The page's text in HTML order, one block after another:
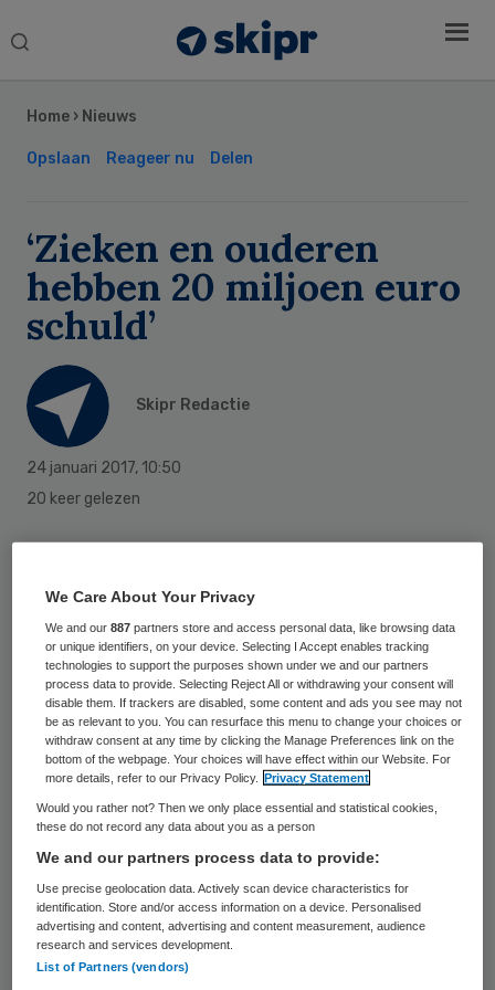
Search
Home › Nieuws
Opslaan Reageer nu Delen
‘Zieken en ouderen
hebben 20 miljoen euro
schuld’
Skipr Redactie
24 januari 2017, 10:50
20 keer gelezen
hebben moeite om de eigen bijdragen op te
hoesten voor langdurige zorg en
ondersteuning thuis of in een instelling. Zij
hebben een betalingsregeling bij het CAK,
de instantie die deze bijdragen int voor
gemeenten en Rijk.
Het CAK (Centraal Administratie Kantoor)
schakelde vorig jaar incassobureaus in om
in totaal voor bijna 20 miljoen aan
openstaande zorgrekeningen te innen. Dat
blijkt uit cijfers die Omroep Max bij het CAK
Sidebar
We Care About Your Privacy
We and our887 partners store and access personal data, like browsing data
or unique identifiers, on your device. Selecting I Accept enables tracking
technologies to support the purposes shown under we and our partners
process data to provide. Selecting Reject All or withdrawing your consent will
disable them. If trackers are disabled, some content and ads you see may not
be as relevant to you. You can resurface this menu to change your choices or
withdraw consent at any time by clicking the Manage Preferences link on the
bottom of the webpage. Your choices will have effect within our Website. For
more details, refer to our Privacy Policy.
Privacy Statement
Would you rather not? Then we only place essential and statistical cookies,
these do not record any data about you as a person
We and our partners process data to provide:
Use precise geolocation data. Actively scan device characteristics for
identification. Store and/or access information on a device. Personalised
advertising and content, advertising and content measurement, audience
research and services development.
List of Partners (vendors)